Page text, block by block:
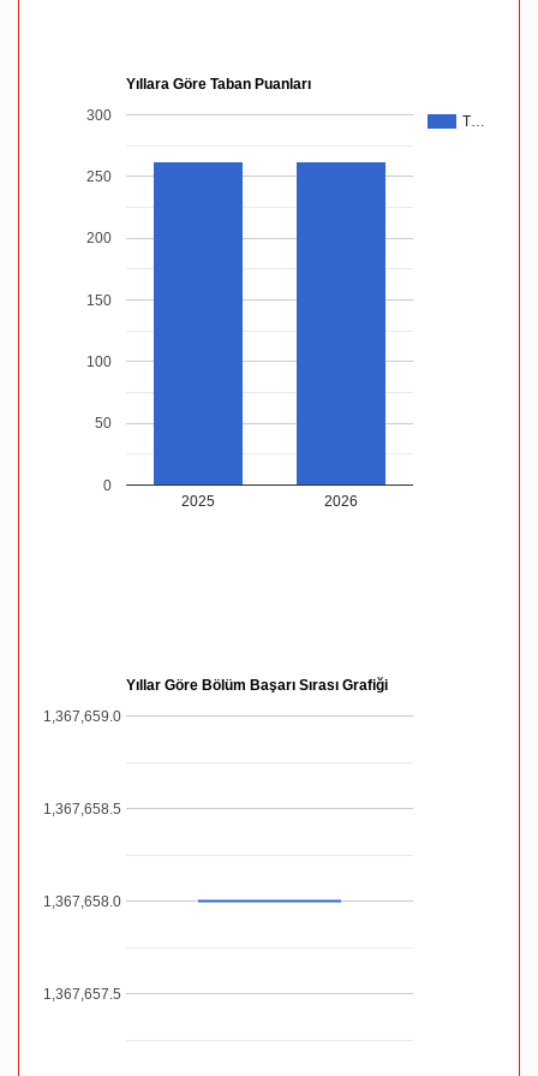
Yıllara Göre Taban Puanları
T…
2025 2026
0
50
100
150
200
250
300
Yıllar Göre Bölüm Başarı Sırası Grafiği
1,367,657.5
1,367,658.0
1,367,658.5
1,367,659.0